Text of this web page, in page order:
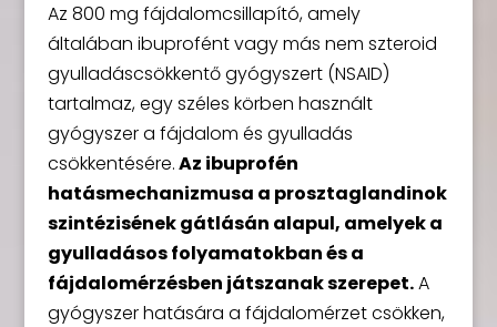
Az 800 mg fájdalomcsillapító, amely
általában ibuprofént vagy más nem szteroid
gyulladáscsökkentő gyógyszert (NSAID)
tartalmaz, egy széles körben használt
gyógyszer a fájdalom és gyulladás
csökkentésére.Az ibuprofén
hatásmechanizmusa a prosztaglandinok
szintézisének gátlásán alapul, amelyek a
gyulladásos folyamatokban és a
fájdalomérzésben játszanak szerepet.A
gyógyszer hatására a fájdalomérzet csökken,